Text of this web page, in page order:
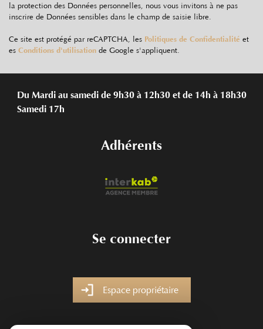
Familles avec 1 ou 2 enfants
45,09 %
Appartements
9,59 %
la protection des Données personnelles, nous vous invitons à ne pas
inscrire de Données sensibles dans le champ de saisie libre.
Ce site est protégé par reCAPTCHA, les Politiques de Confidentialité et
es Conditions d'utilisation de Google s'appliquent.
Du Mardi au samedi de 9h30 à 12h30 et de 14h à 18h30
Samedi 17h
Adhérents
Se connecter
Espace propriétaire